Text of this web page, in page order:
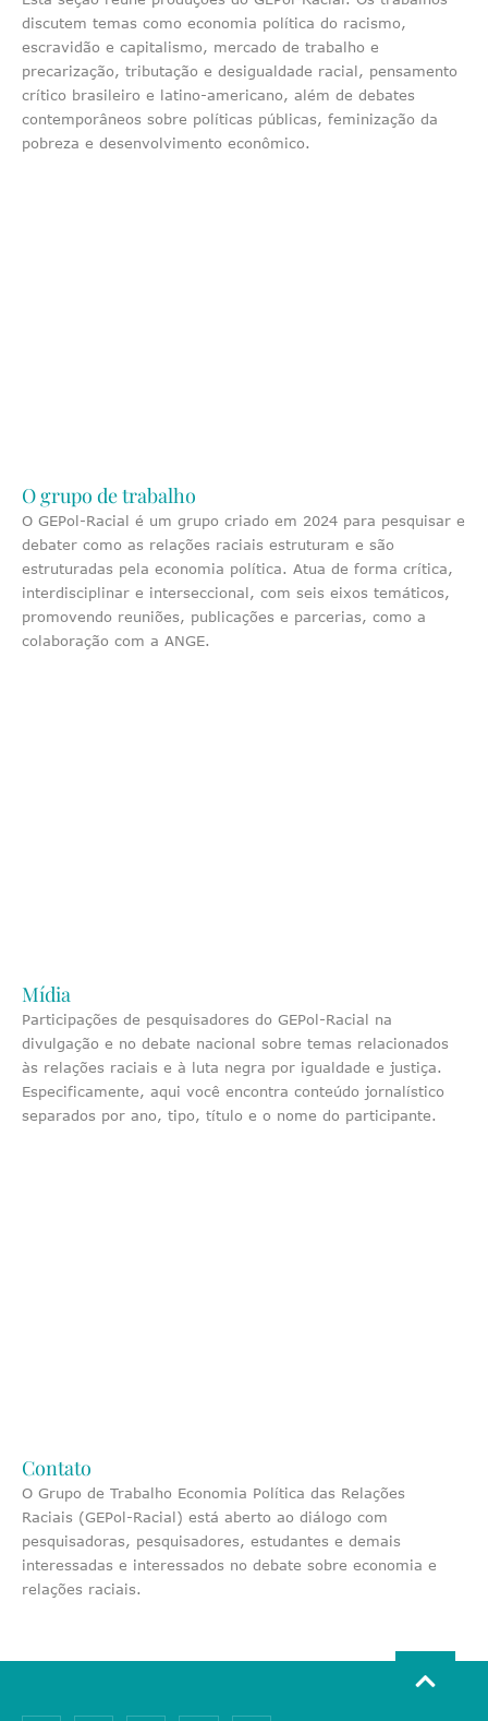
discutem temas como economia política do racismo,
escravidão e capitalismo, mercado de trabalho e
precarização, tributação e desigualdade racial, pensamento
crítico brasileiro e latino-americano, além de debates
contemporâneos sobre políticas públicas, feminização da
pobreza e desenvolvimento econômico.
O grupo de trabalho
O GEPol-Racial é um grupo criado em 2024 para pesquisar e
debater como as relações raciais estruturam e são
estruturadas pela economia política. Atua de forma crítica,
interdisciplinar e interseccional, com seis eixos temáticos,
promovendo reuniões, publicações e parcerias, como a
colaboração com a ANGE.
Mídia
Participações de pesquisadores do GEPol-Racial na
divulgação e no debate nacional sobre temas relacionados
às relações raciais e à luta negra por igualdade e justiça.
Especificamente, aqui você encontra conteúdo jornalístico
separados por ano, tipo, título e o nome do participante.
Contato
O Grupo de Trabalho Economia Política das Relações
Raciais (GEPol-Racial) está aberto ao diálogo com
pesquisadoras, pesquisadores, estudantes e demais
interessadas e interessados no debate sobre economia e
relações raciais.